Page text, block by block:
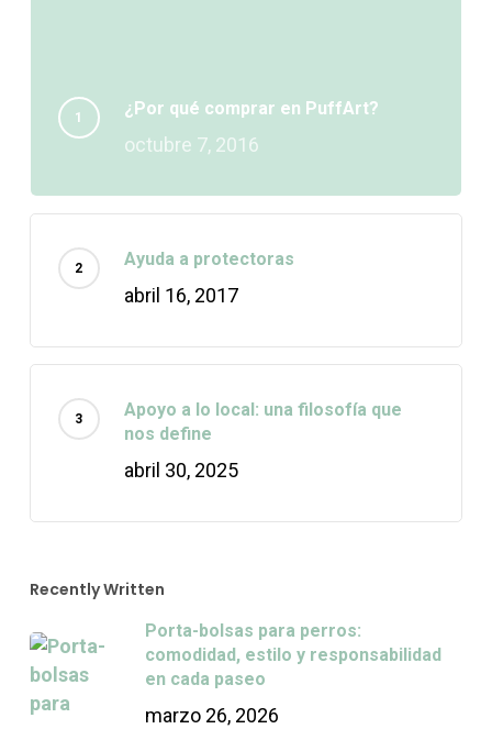
¿Por qué comprar en PuffArt?
octubre 7, 2016
Ayuda a protectoras
abril 16, 2017
Apoyo a lo local: una filosofía que
nos define
abril 30, 2025
Recently Written
Porta-bolsas para perros:
comodidad, estilo y responsabilidad
en cada paseo
marzo 26, 2026